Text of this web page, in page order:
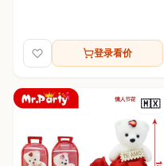
登录看价
🇲🇽